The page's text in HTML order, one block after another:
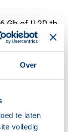
Over
te laten
volledig
Gb of II 2D tb